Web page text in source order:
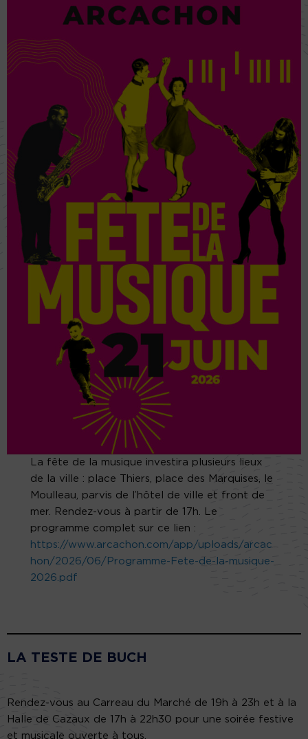
La fête de la musique investira plusieurs lieux
de la ville : place Thiers, place des Marquises, le
Moulleau, parvis de l’hôtel de ville et front de
mer. Rendez-vous à partir de 17h. Le
programme complet sur ce lien :
https://www.arcachon.com/app/uploads/arcac
hon/2026/06/Programme-Fete-de-la-musique-
2026.pdf
LA TESTE DE BUCH
Rendez-vous au Carreau du Marché de 19h à 23h et à la
Halle de Cazaux de 17h à 22h30 pour une soirée festive
et musicale ouverte à tous.